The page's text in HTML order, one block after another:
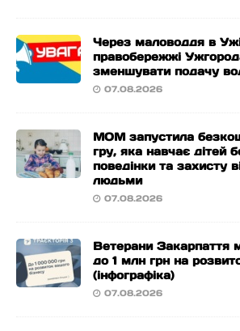
Через маловоддя в
правобережжі
зменшувати подачу
07.08.2026
МОМ запустила
гру, яка навчає дітей
поведінки та захисту
людьми
07.08.2026
Ветерани Закарпаття
до 1 млн грн на
(інфографіка)
07.08.2026